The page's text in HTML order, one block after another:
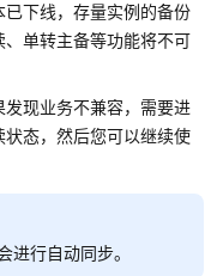
下线，存量实例的备份
单转主备等功能将不可
现业务不兼容，需要进
态，然后您可以继续使
进行自动同步。